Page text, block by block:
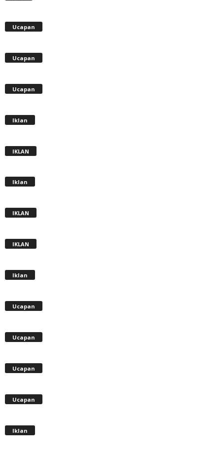
Ucapan
Ucapan
Ucapan
Iklan
IKLAN
Iklan
IKLAN
IKLAN
Iklan
Ucapan
Ucapan
Ucapan
Ucapan
Iklan